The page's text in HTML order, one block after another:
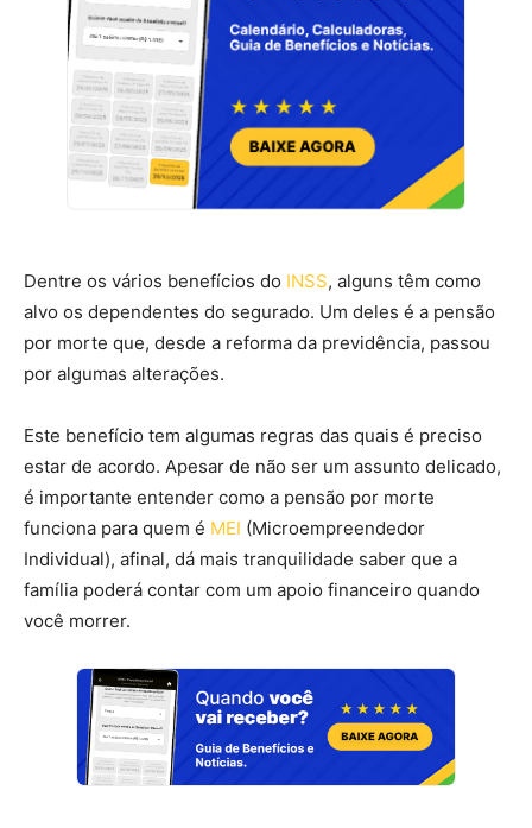
Dentre os vários benefícios do INSS, alguns têm como
alvo os dependentes do segurado. Um deles é a pensão
por morte que, desde a reforma da previdência, passou
por algumas alterações.
Este benefício tem algumas regras das quais é preciso
estar de acordo. Apesar de não ser um assunto delicado,
é importante entender como a pensão por morte
funciona para quem é MEI (Microempreendedor
Individual), afinal, dá mais tranquilidade saber que a
família poderá contar com um apoio financeiro quando
você morrer.